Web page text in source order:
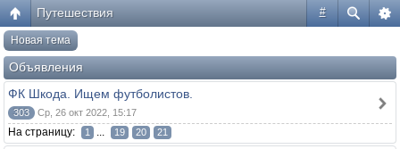
#
Путешествия
Новая тема
Объявления
ФК Шкода. Ищем футболистов.
303 Ср, 26 окт 2022, 15:17
На страницу: 1 ... 19 20 21